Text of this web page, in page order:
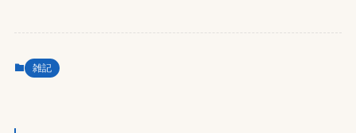
雑記